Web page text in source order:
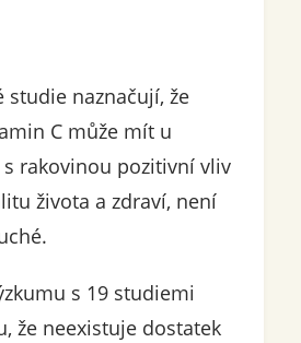
studie naznačují, že
C může mít u
rakovinou pozitivní vliv
života a zdraví, není
s 19 studiemi
že neexistuje dostatek